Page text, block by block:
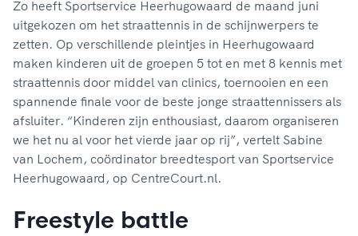
Zo heeft Sportservice Heerhugowaard de maand juni
uitgekozen om het straattennis in de schijnwerpers te
zetten. Op verschillende pleintjes in Heerhugowaard
maken kinderen uit de groepen 5 tot en met 8 kennis met
straattennis door middel van clinics, toernooien en een
spannende finale voor de beste jonge straattennissers als
afsluiter. “Kinderen zijn enthousiast, daarom organiseren
we het nu al voor het vierde jaar op rij”, vertelt Sabine
van Lochem, coördinator breedtesport van Sportservice
Heerhugowaard, op CentreCourt.nl.
Freestyle battle